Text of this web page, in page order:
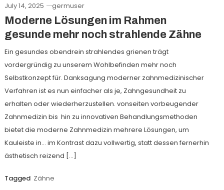
July 14, 2025 germuser
Moderne Lösungen im Rahmen
gesunde mehr noch strahlende Zähne
Ein gesundes obendrein strahlendes grienen trägt
vordergründig zu unserem Wohlbefinden mehr noch
Selbstkonzept für. Danksagung moderner zahnmedizinischer
Verfahren ist es nun einfacher als je, Zahngesundheit zu
erhalten oder wiederherzustellen. vonseiten vorbeugender
Zahnmedizin bis hin zu innovativen Behandlungsmethoden
bietet die moderne Zahnmedizin mehrere Lösungen, um
Kauleiste in… im Kontrast dazu vollwertig, statt dessen fernerhin
ästhetisch reizend […]
Tagged Zähne